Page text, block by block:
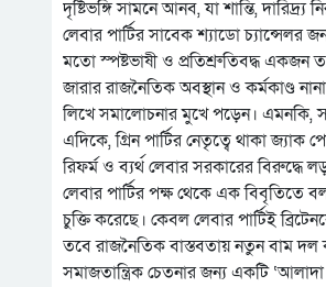
দৃষ্টিভঙ্গি সামনে আনব, যা শান্তি,
লেবার পার্টির সাবেক শ্যাডো
মতো স্পষ্টভাষী ও প্রতিশ্রুতিবদ্ধ একজন
জারার রাজনৈতিক অবস্থান ও কর্মকাণ্ড
লিখে সমালোচনার মুখে পড়েন। এমনকি,
এদিকে, গ্রিন পার্টির নেতৃত্বে থাকা
রিফর্ম ও ব্যর্থ লেবার সরকারের বিরুদ্ধে
লেবার পার্টির পক্ষ থেকে এক বিবৃতিতে
চুক্তি করেছে। কেবল লেবার পার্টিই
তবে রাজনৈতিক বাস্তবতায় নতুন বাম দল
সমাজতান্ত্রিক চেতনার জন্য একটি